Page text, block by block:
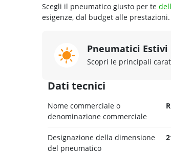
Scegli il pneumatico giusto per te
esigenze, dal budget alle prestazioni.
Pneumatici Estivi
Scopri le principali
Dati tecnici
Nome commerciale o
denominazione commerciale
Designazione della dimensione
del pneumatico